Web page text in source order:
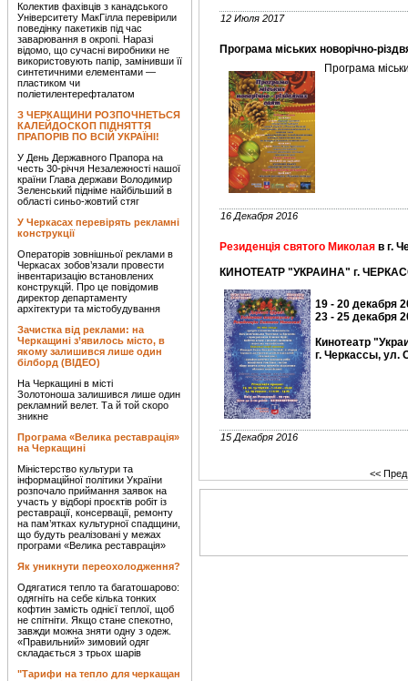
Колектив фахівців з канадського
Університету МакГілла перевірили
поведінку пакетиків під час
заварювання в окропі. Наразі
відомо, що сучасні виробники не
використовують папір, замінивши її
синтетичними елементами —
пластиком чи
поліетилентерефталатом
З ЧЕРКАЩИНИ РОЗПОЧНЕТЬСЯ
КАЛЕЙДОСКОП ПІДНЯТТЯ
ПРАПОРІВ ПО ВСІЙ УКРАЇНІ!
У День Державного Прапора на
честь 30-річчя Незалежності нашої
країни Глава держави Володимир
Зеленський підніме найбільший в
області синьо-жовтий стяг
У Черкасах перевірять рекламні
конструкції
Операторів зовнішньої реклами в
Черкасах зобов’язали провести
інвентаризацію встановлених
конструкцій. Про це повідомив
директор департаменту
архітектури та містобудування
Зачистка від реклами: на
Черкащині з’явилось місто, в
якому залишився лише один
білборд (ВІДЕО)
На Черкащині в місті
Золотоноша залишився лише один
рекламний велет. Та й той скоро
зникне
Програма «Велика реставрація»
на Черкащині
Міністерство культури та
інформаційної політики України
розпочало приймання заявок на
участь у відборі проєктів робіт із
реставрації, консервації, ремонту
на пам’ятках культурної спадщини,
що будуть реалізовані у межах
програми «Велика реставрація»
Як уникнути переохолодження?
Одягатися тепло та багатошарово:
одягніть на себе кілька тонких
кофтин замість однієї теплої, щоб
не спітніти. Якщо стане спекотно,
завжди можна зняти одну з одеж.
«Правильний» зимовий одяг
складається з трьох шарів
"Тарифи на тепло для черкащан
12 Июля 2017
Програма міських новорічно-
Програма
16 Декабря 2016
Резиденція святого Миколаяв г.
КИНОТЕАТР "УКРАИНА" г.
19 - 20 декабря
23 - 25 декабря
Кинотеатр
г. Черкассы, ул.
15 Декабря 2016
<<